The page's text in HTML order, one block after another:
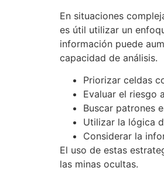
En situaciones
es útil utilizar un
información puede
capacidad de análisis.
Priorizar celdas
Evaluar el riesgo
Buscar patrones
Utilizar la lógica
Considerar la
El uso de estas
las minas ocultas.